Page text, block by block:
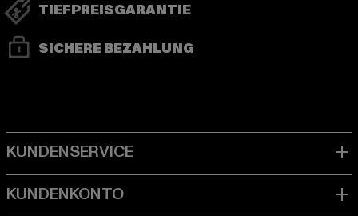
TIEFPREISGARANTIE
SICHERE BEZAHLUNG